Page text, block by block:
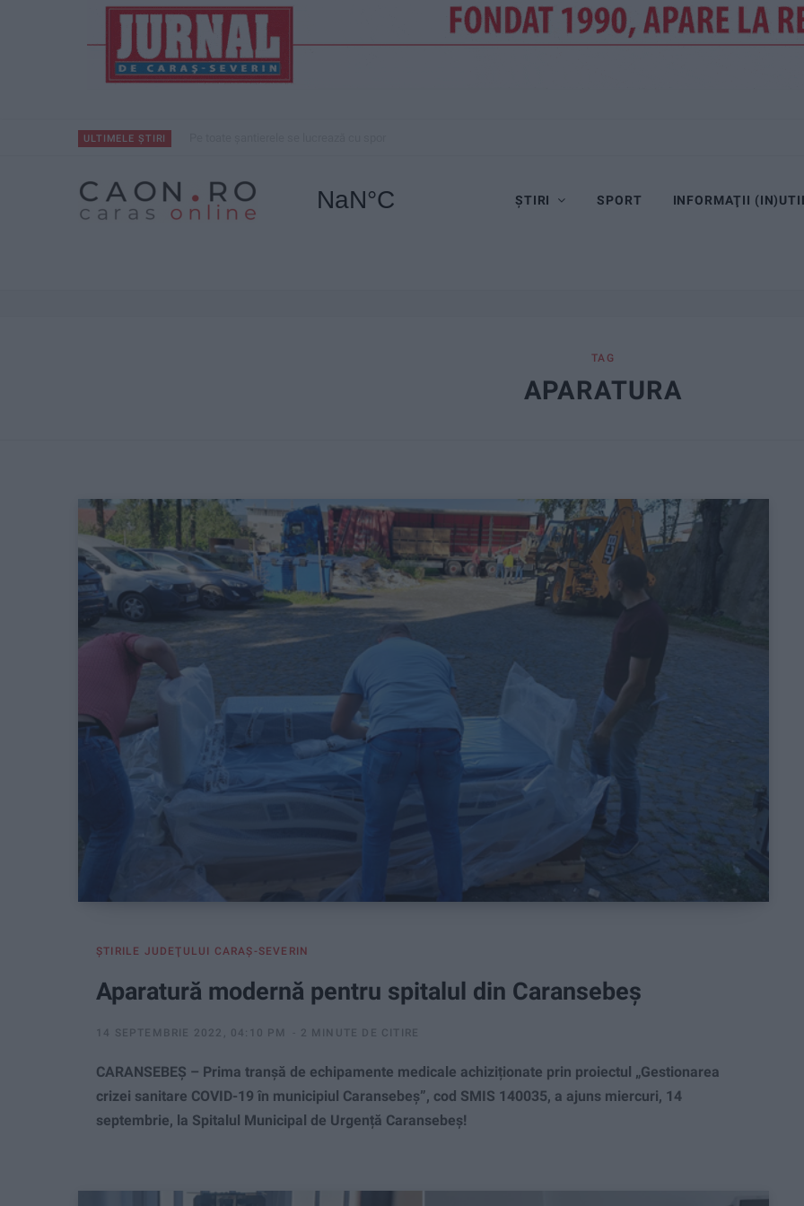
ULTIMELE ȘTIRI
ȘTIRI SPORT INFORMAŢII
TAG
APARATURA
ŞTIRILE JUDEŢULUI CARAŞ-SEVERIN
Aparatură modernă pentru spitalul din Caransebeș
14 SEPTEMBRIE 2022, 04:10 PM 2 MINUTE DE CITIRE
CARANSEBEȘ – Prima tranșă de echipamente medicale achiziționate prin proiectul „Gestionarea
crizei sanitare COVID-19 în municipiul Caransebeș”, cod SMIS 140035, a ajuns miercuri, 14
septembrie, la Spitalul Municipal de Urgență Caransebeș!